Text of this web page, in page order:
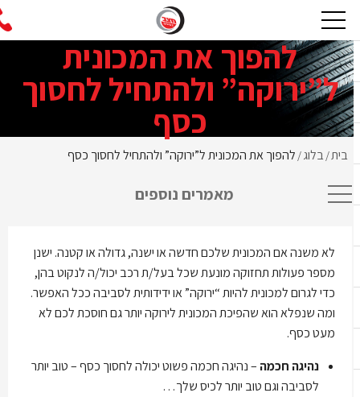
להפוך את המכונית
ל”ירוקה” ולהתחיל לחסוך
כסף
בית/בלוג/להפוך את המכונית ל”ירוקה” ולהתחיל לחסוך כסף
מאמרים נוספים
לא משנה אם המכונית שלכם חדשה או ישנה, גדולה או קטנה. ישנן
מספר פעולות תחזוקה מונעת שכל בעל/ת רכב יכול/ה לנקוט בהן,
כדי לגרום למכונית להיות “ירוקה” או ידידותית לסביבה ככל האפשר.
ומה שנפלא הוא שהפיכת המכונית לירוקה יותר גם חוסכת לכם לא
מעט כסף.
נהיגה חכמה– נהיגה חכמה פשוט יכולה לחסוך כסף – טוב יותר
לסביבה וגם טוב יותר לכיס שלך…